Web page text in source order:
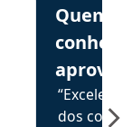
Quem
aprova
dos